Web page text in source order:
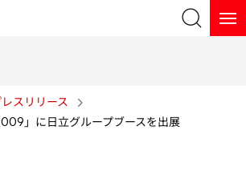
スリリース
」に日立グループブースを出展